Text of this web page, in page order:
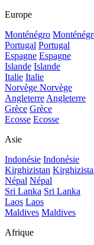
Europe
Monténégro
Portugal Portugal
Espagne Espagne
Islande Islande
Italie Italie
Norvège Norvège
Angleterre Angleterre
Grèce Grèce
Ecosse Ecosse
Asie
Indonésie Indonésie
Kirghizistan
Népal Népal
Sri Lanka Sri Lanka
Laos Laos
Maldives Maldives
Afrique